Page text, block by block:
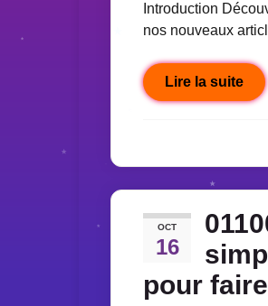
Introduction
nos nouveaux
Lire la suite
OCT
16
pour